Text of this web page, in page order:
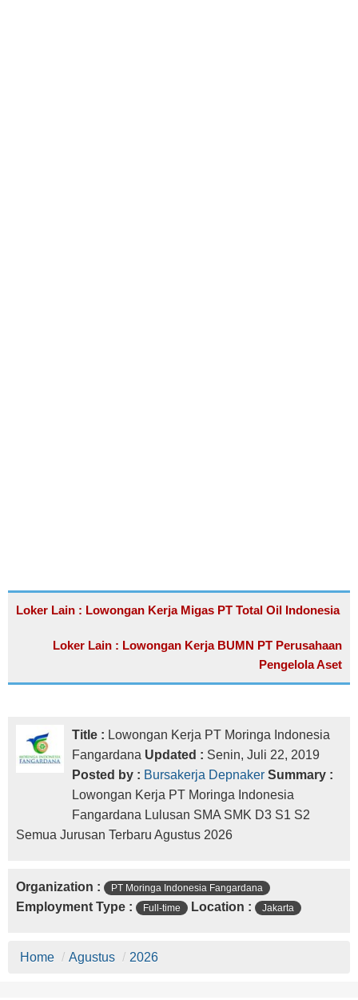
Loker Lain : Lowongan Kerja Migas PT Total Oil Indonesia
Loker Lain : Lowongan Kerja BUMN PT Perusahaan
Pengelola Aset
Title : Lowongan Kerja PT Moringa Indonesia
Fangardana Updated : Senin, Juli 22, 2019
Posted by : Bursakerja Depnaker Summary :
Lowongan Kerja PT Moringa Indonesia
Fangardana Lulusan SMA SMK D3 S1 S2
Semua Jurusan Terbaru Agustus 2026
Organization : PT Moringa Indonesia Fangardana
Employment Type : Full-time Location : Jakarta
Home / Agustus / 2026